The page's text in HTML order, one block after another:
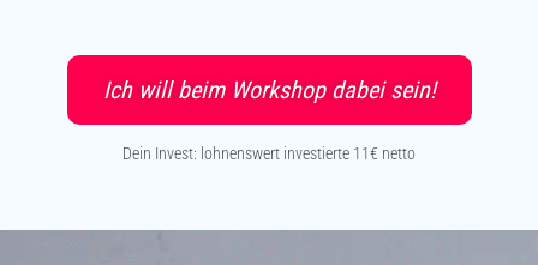
Ich will beim Workshop dabei sein!
Dein Invest: lohnenswert investierte 11€ netto